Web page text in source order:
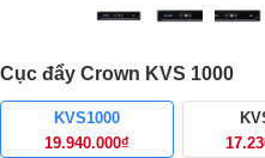
Cục đẩy Crown KVS 1000
KVS1000
19.940.000₫